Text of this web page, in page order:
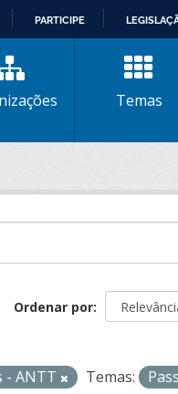
PARTICIPE
Temas
Ordenar por
- ANTT Temas: